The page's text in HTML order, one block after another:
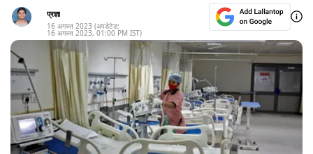
प्रज्ञा
16 अगस्त 2023 (अपडेटेड:
16 अगस्त 2023, 01:00 PM IST)